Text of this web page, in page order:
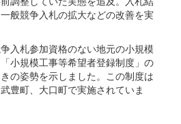
般競争入札の拡大などの改善を実
入札参加資格のない地元の小規模
小規模工事等希望者登録制度」の
の姿勢を示しました。この制度は
豊町、大口町で実施されていま